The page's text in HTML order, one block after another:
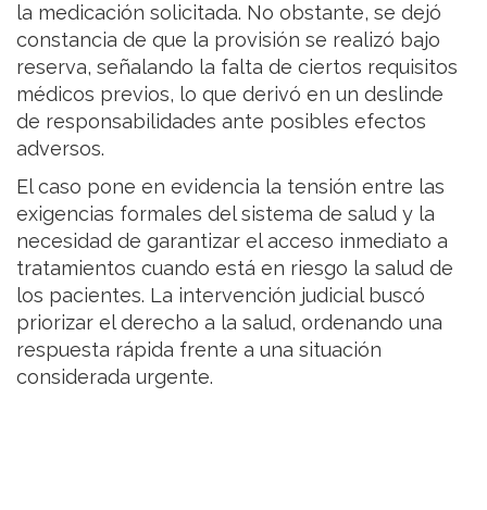
la medicación solicitada. No obstante, se dejó
constancia de que la provisión se realizó bajo
reserva, señalando la falta de ciertos requisitos
médicos previos, lo que derivó en un deslinde
de responsabilidades ante posibles efectos
adversos.
El caso pone en evidencia la tensión entre las
exigencias formales del sistema de salud y la
necesidad de garantizar el acceso inmediato a
tratamientos cuando está en riesgo la salud de
los pacientes. La intervención judicial buscó
priorizar el derecho a la salud, ordenando una
respuesta rápida frente a una situación
considerada urgente.